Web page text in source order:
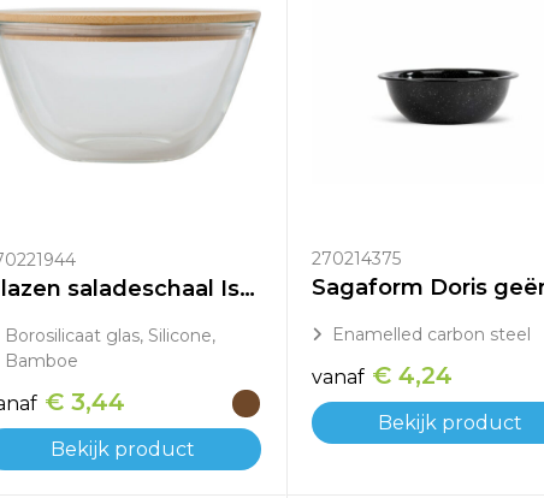
Glazen saladeschaal Isabeau
Borosilicaat glas, Silicone,
Bamboe
€ 3,44
Bekijk product
270214375
Enamelled carbon steel
vanaf € 4,24
Bekijk product